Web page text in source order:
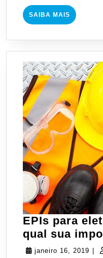
SAIBA MAIS SAIBA
MAIS
EPIs para
qual sua
janeiro 16, 2019